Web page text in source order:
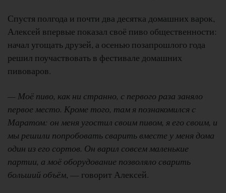
Спустя полгода и почти два десятка домашних варок,
Алексей впервые показал своё пиво общественности:
начал угощать друзей, а осенью позапрошлого года
решил поучаствовать в фестивале домашних
пивоваров.
— Моё пиво, как ни странно, с первого раза заняло
первое место. Кроме того, там я познакомился с
Маратом: он меня угостил своим пивом, я его своим, и
мы решили попробовать сварить вместе у меня дома
один из его сортов. Он варил совсем маленькие
партии, а моё оборудование позволяло сварить
больший объём, — говорит Алексей.